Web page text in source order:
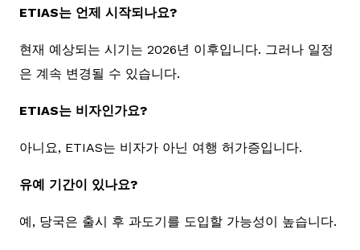
ETIAS는 언제 시작되나요?
현재 예상되는 시기는 2026년 이후입니다. 그러나 일정
은 계속 변경될 수 있습니다.
ETIAS는 비자인가요?
아니요, ETIAS는 비자가 아닌 여행 허가증입니다.
유예 기간이 있나요?
예, 당국은 출시 후 과도기를 도입할 가능성이 높습니다.